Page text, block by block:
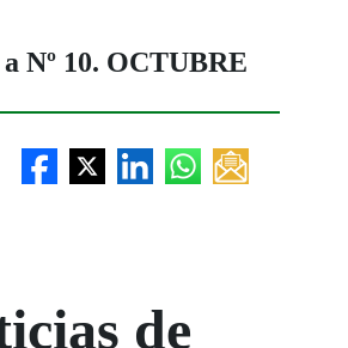
Nº 10. OCTUBRE
de